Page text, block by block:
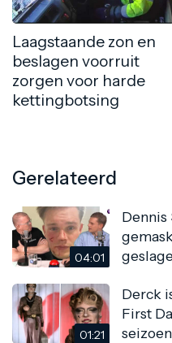
Laagstaande zon en
beslagen voorruit
zorgen voor harde
kettingbotsing
Gerelateerd
04:01
Dennis
01:21
Derck
First
seizoen